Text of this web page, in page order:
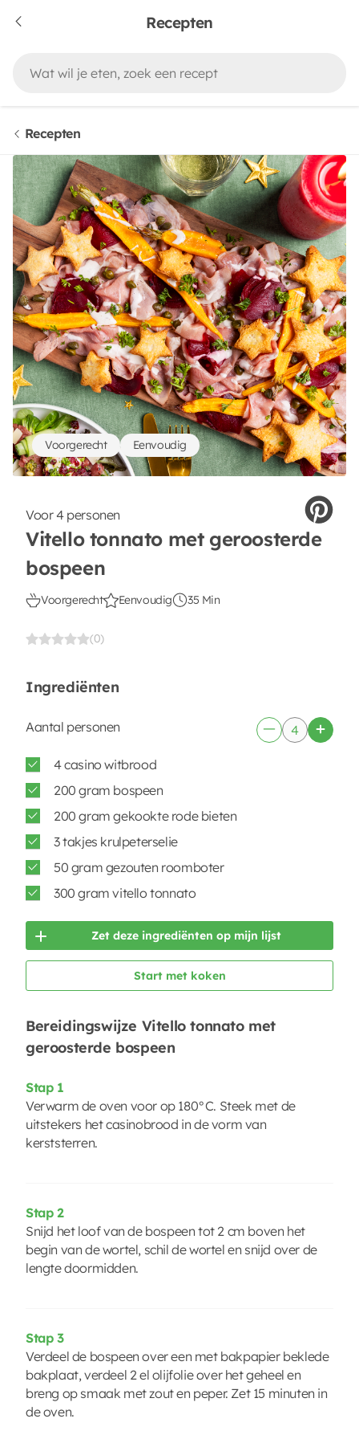
Recepten
Recepten
Voor 4 personen
Vitello tonnato met geroosterde
bospeen
Voorgerecht Eenvoudig 35 Min
(0)
Voorgerecht Eenvoudig
Ingrediënten
Aantal personen
4 casino witbrood
200 gram bospeen
200 gram gekookte rode bieten
3 takjes krulpeterselie
50 gram gezouten roomboter
300 gram vitello tonnato
Zet deze ingrediënten op mijn lijst
Start met koken
Bereidingswijze Vitello tonnato met
geroosterde bospeen
Stap 1
Verwarm de oven voor op 180°C. Steek met de
uitstekers het casinobrood in de vorm van
kerststerren.
Stap 2
Snijd het loof van de bospeen tot 2 cm boven het
begin van de wortel, schil de wortel en snijd over de
lengte doormidden.
Stap 3
Verdeel de bospeen over een met bakpapier beklede
bakplaat, verdeel 2 el olijfolie over het geheel en
breng op smaak met zout en peper. Zet 15 minuten in
de oven.